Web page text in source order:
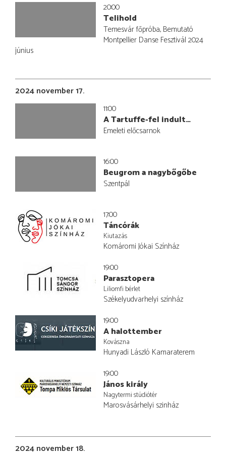
20:00
Telihold
Temesvár főpróba, Bemutató
Montpellier Danse Fesztivál 2024
június
2024 november 17.
11:00
A Tartuffe-fel indult…
Emeleti előcsarnok
16:00
Beugrom a nagybőgőbe
Szentpál
17:00
Táncórák
Kiutazás
Komáromi Jókai Színház
19:00
Parasztopera
Liliomfi bérlet
Székelyudvarhelyi színház
19:00
A halottember
Kovászna
Hunyadi László Kamaraterem
19:00
János király
Nagytermi stúdiótér
Marosvásárhelyi szinház
2024 november 18.